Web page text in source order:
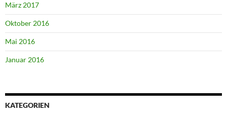
März 2017
Oktober 2016
Mai 2016
Januar 2016
KATEGORIEN